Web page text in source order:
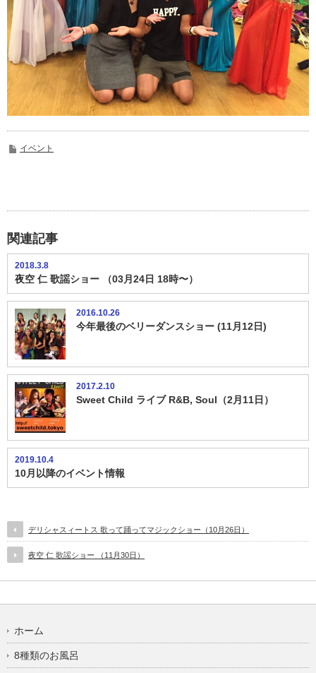
イベント
関連記事
2018.3.8
夜空 仁 歌謡ショー （03月24日 18時〜）
2016.10.26
今年最後のベリーダンスショー (11月12日)
2017.2.10
Sweet Child ライブ R&B, Soul（2月11日）
2019.10.4
10月以降のイベント情報
デリシャスィートス 歌って踊ってマジックショー（10月26日）
夜空 仁 歌謡ショー （11月30日）
ホーム
8種類のお風呂